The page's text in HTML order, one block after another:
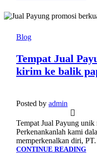
JAN
Blog
Tempat Jual
kirim ke balik
Posted by admin
Tempat Jual Payung
Perkenankanlah kami
memperkenalkan diri,
CONTINUE READING